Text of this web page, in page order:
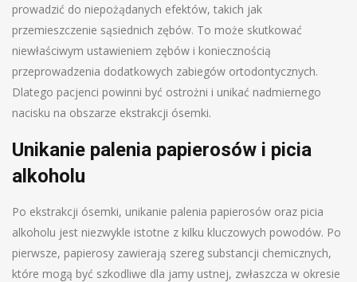
prowadzić do niepożądanych efektów, takich jak
przemieszczenie sąsiednich zębów. To może skutkować
niewłaściwym ustawieniem zębów i koniecznością
przeprowadzenia dodatkowych zabiegów ortodontycznych.
Dlatego pacjenci powinni być ostrożni i unikać nadmiernego
nacisku na obszarze ekstrakcji ósemki.
Unikanie palenia papierosów i picia
alkoholu
Po ekstrakcji ósemki, unikanie palenia papierosów oraz picia
alkoholu jest niezwykle istotne z kilku kluczowych powodów. Po
pierwsze, papierosy zawierają szereg substancji chemicznych,
które mogą być szkodliwe dla jamy ustnej, zwłaszcza w okresie